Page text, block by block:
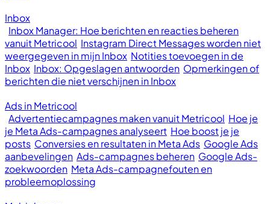
Inbox
Inbox Manager: Hoe berichten en reacties beheren
vanuit Metricool Instagram Direct Messages worden niet
weergegeven in mijn Inbox Notities toevoegen in de
Inbox Inbox: Opgeslagen antwoorden Opmerkingen of
berichten die niet verschijnen in Inbox
Ads in Metricool
Advertentiecampagnes maken vanuit Metricool Hoe je
je Meta Ads-campagnes analyseert Hoe boost je je
posts Conversies en resultaten in Meta Ads Google Ads
aanbevelingen Ads-campagnes beheren Google Ads-
zoekwoorden Meta Ads-campagnefouten en
probleemoplossing